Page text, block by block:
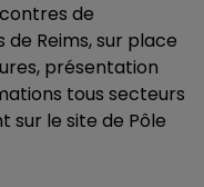
de
de Reims, sur place
présentation
tous secteurs
sur le site de Pôle